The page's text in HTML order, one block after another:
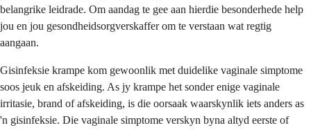
belangrike leidrade. Om aandag te gee aan hierdie besonderhede help
jou en jou gesondheidsorgverskaffer om te verstaan wat regtig
aangaan.
Gisinfeksie krampe kom gewoonlik met duidelike vaginale simptome
soos jeuk en afskeiding. As jy krampe het sonder enige vaginale
irritasie, brand of afskeiding, is die oorsaak waarskynlik iets anders as
'n gisinfeksie. Die vaginale simptome verskyn byna altyd eerste of